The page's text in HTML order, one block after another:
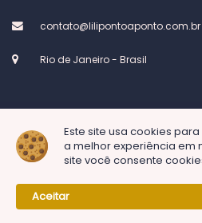
Este site usa cookies
a melhor experiência em
site você consente
Aceitar
contato@lilipontoaponto.com.br
Rio de Janeiro - Brasil
© 2023 Atelier Lili ponto a ponto.